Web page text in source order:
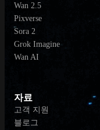
Wan 2.5
Pixverse
Sora 2
Grok Imagine
Wan AI
자료
고객 지원
블로그